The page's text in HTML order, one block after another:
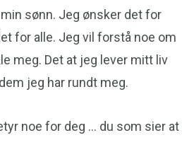
sønn. Jeg ønsker det for
for alle. Jeg vil forstå noe om
meg. Det at jeg lever mitt liv
jeg har rundt meg.
noe for deg … du som sier at